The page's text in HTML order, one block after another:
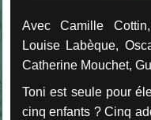
Avec Camille
Louise Labèque,
Catherine Mouchet,
Toni est seule pour
cinq enfants ? Cinq